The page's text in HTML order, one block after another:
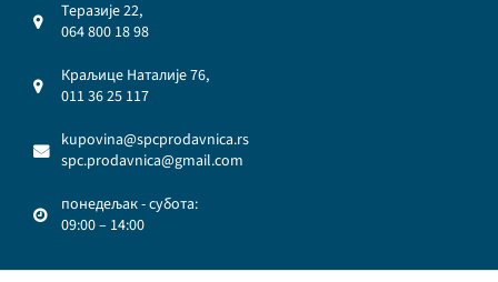
Теразије 22,
064 800 18 98
Краљице Наталије 76,
011 36 25 117
kupovina@spcprodavnica.rs
spc.prodavnica@gmail.com
понедељак - субота:
09:00 – 14:00